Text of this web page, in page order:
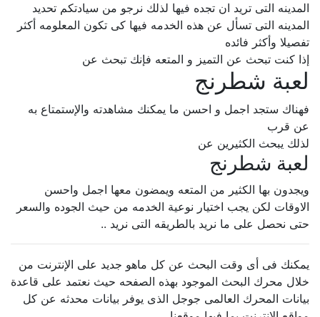
المدينه التى تريد ان تجده فيها لذلك نرجو من سيادتكم تحديد
المدينه التى تسأل عن هذه الخدمه فيها كى تكون المعلومه أكثر
تفصيلا وأكثر فائده
إذا كنت تبحث عن التميز و المتعه فإنك تبحث عن
لعبة شطرنج
فهناك ستجد اجمل و احسن ما يمكنك مشاهدته والإستمتاع به
عن قرب
لذلك يبحث الكثيرين عن
لعبة شطرنج
ويجدون بها الكثير من المتعه ويمضون معها اجمل واحسن
الاوقات لكن يجب اختيار نوعية الخدمه من حيث الجوده والسعر
حتى نحصل على ما نريد بالطريقه التى نريد ..
يمكنك فى أى وقت البحث عن كل ماهو جديد على الإنترنت من
خلال محرك البحث الموجود بهذه الصفحه حيث نعتمد على قاعدة
بيانات المحرك العالمى جوجل الذى يوفر بيانات محدثه عن كل